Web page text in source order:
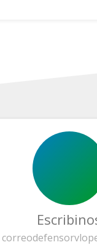
correo